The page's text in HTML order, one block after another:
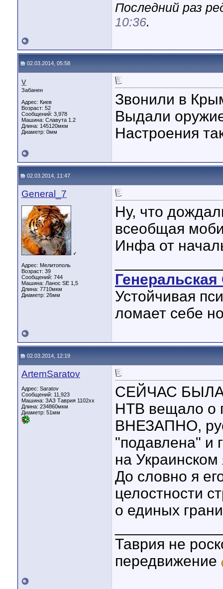
Последний раз
10:36.
02.03.2014, 05:58
v
Забанен
Адрес: Киев
Возраст: 52
Сообщений: 3,978
Машина: Славута 1.2
Длина: 145120мкм
Диаметр: 0мм
Звонили в
Выдали
Настроения
02.03.2014, 11:47
General_7
♂
Адрес: Мелитополь
Возраст: 39
Сообщений: 744
Машина: Ланос SE 1,5
Длина: 7710мкм
Диаметр: 26мм
Ну, что
всеобщая
Инфа от
Устойчивая
ломает себе
02.03.2014, 12:19
ArtemSaratov
Адрес: Saratov
Сообщений: 11,923
Машина: ЗАЗ Таврия 1102хх
Длина: 234860мкм
Диаметр: 51мм
СЕЙЧАС
НТВ вещало о
ВНЕЗАПНО,
"подавлена" и
на
До словно я
целостности
о единых
Таврия не
передвижение